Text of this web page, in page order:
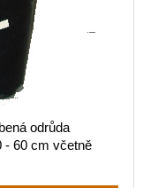
odrůda
- 60 cm včetně